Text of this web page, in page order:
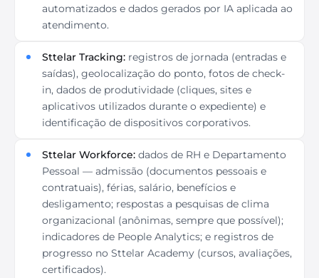
automatizados e dados gerados por IA aplicada ao
atendimento.
Sttelar Tracking: registros de jornada (entradas e
saídas), geolocalização do ponto, fotos de check-
in, dados de produtividade (cliques, sites e
aplicativos utilizados durante o expediente) e
identificação de dispositivos corporativos.
Sttelar Workforce: dados de RH e Departamento
Pessoal — admissão (documentos pessoais e
contratuais), férias, salário, benefícios e
desligamento; respostas a pesquisas de clima
organizacional (anônimas, sempre que possível);
indicadores de People Analytics; e registros de
progresso no Sttelar Academy (cursos, avaliações,
certificados).